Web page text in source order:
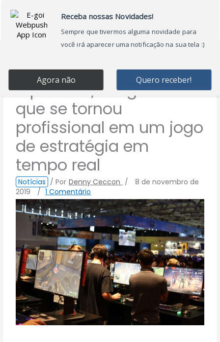
para
conteúdo
AlphaStar, o algoritmo
que se tornou
profissional em um jogo
de estratégia em
tempo real
Notícias / Por Denny Ceccon /
8 de novembro de
2019
/ 1 Comentário